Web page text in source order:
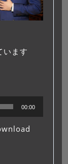
います
00:00